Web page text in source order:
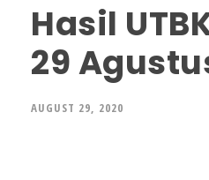
Hasil
29
AUGUST 29, 2020